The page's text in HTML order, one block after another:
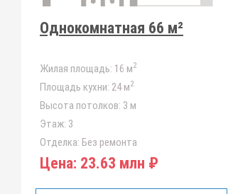
Однокомнатная 66 м²
Жилая площадь: 16 м2
Площадь кухни: 24 м2
Высота потолков: 3 м
Этаж: 3
Отделка: Без ремонта
Цена: 23.63 млн ₽